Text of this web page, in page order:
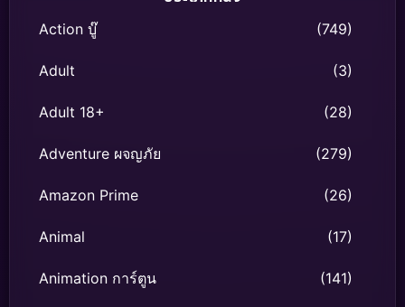
Action บู๊ (749)
Adult (3)
Adult 18+ (28)
Adventure ผจญภัย (279)
Amazon Prime (26)
Animal (17)
Animation การ์ตูน (141)